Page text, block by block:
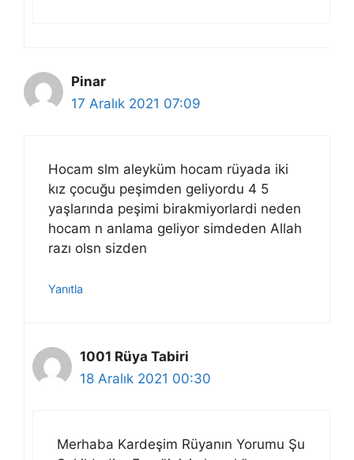
Pinar
17 Aralık 2021 07:09
Hocam slm aleyküm hocam rüyada iki
kız çocuğu peşimden geliyordu 4 5
yaşlarında peşimi birakmiyorlardi neden
hocam n anlama geliyor simdeden Allah
razı olsn sizden
Yanıtla
1001 Rüya Tabiri
18 Aralık 2021 00:30
Merhaba Kardeşim Rüyanın Yorumu Şu